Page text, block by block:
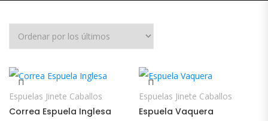
Espuelas Jinete Caballos
Correa Espuela Inglesa
Espuelas Jinete Caballos
Espuela Vaquera